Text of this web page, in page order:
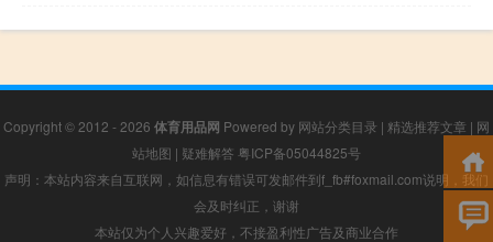
Copyright © 2012 - 2026 体育用品网 Powered by 网站分类目录 | 精选推荐文章 | 网
站地图 | 疑难解答 粤ICP备05044825号
声明：本站内容来自互联网，如信息有错误可发邮件到f_fb#foxmail.com说明，我们
会及时纠正，谢谢
本站仅为个人兴趣爱好，不接盈利性广告及商业合作